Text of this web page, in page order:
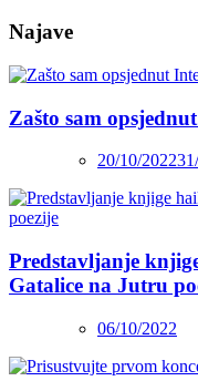
Najave
Zašto sam
20/10/2022
Predstavljanje
Gatalice na Jutru
06/10/2022